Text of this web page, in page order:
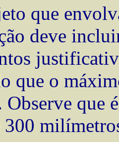
que
deve
que o
que
300